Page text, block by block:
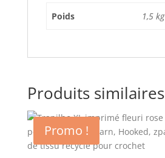
Poids 1,5 kg
Produits similaires
Promo !